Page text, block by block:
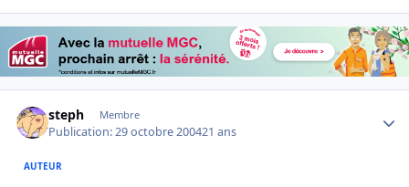
steph Membre
Publication:29 octobre 200421 ans
AUTEUR